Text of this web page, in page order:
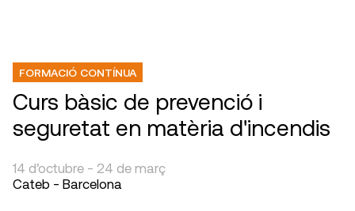
FORMACIÓ CONTÍNUA
Curs bàsic de prevenció i
seguretat en matèria d'incendis
14 d’octubre - 24 de març
Cateb - Barcelona